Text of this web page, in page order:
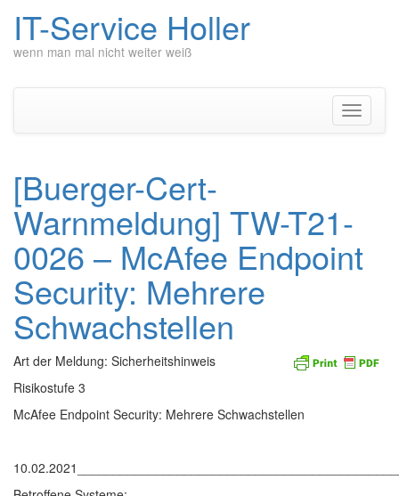
IT-Service Holler
wenn man mal nicht weiter weiß
[Buerger-Cert-
Warnmeldung] TW-T21-
0026 – McAfee Endpoint
Security: Mehrere
Schwachstellen
Art der Meldung: Sicherheitshinweis
Risikostufe 3
McAfee Endpoint Security: Mehrere Schwachstellen